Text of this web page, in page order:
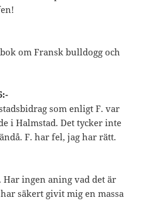
om Fransk bulldogg och
som enligt F. var
i Halmstad. Det tycker inte
F. har fel, jag har rätt.
ingen aning vad det är
säkert givit mig en massa